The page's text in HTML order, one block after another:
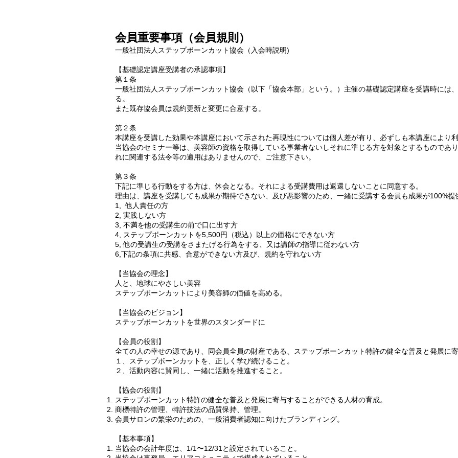
会員重要事項（会員規則）
一般社団法人ステップボーンカット協会（入会時説明)
【基礎認定講座受講者の承認事項】
第１条
一般社団法人ステップボーンカット協会（以下「協会本部」という。）主催の基礎認定講座を受講時には
る。
また既存協会員は規約更新と変更に合意する。
第２条
本講座を受講した効果や本講座において示された再現性については個人差が有り、必ずしも本講座により
当協会のセミナー等は、美容師の資格を取得している事業者ないしそれに準じる方を対象とするものであ
れに関連する法令等の適用はありませんので、ご注意下さい。
第３条
下記に準じる行動をする方は、休会となる。それによる受講費用は返還しないことに同意する。
理由は、講座を受講しても成果が期待できない、及び悪影響のため、一緒に受講する会員も成果が100%提
1, 他人責任の方
2, 実践しない方
3, 不満を他の受講生の前で口に出す方
4, ステップボーンカットを5,500円（税込）以上の価格にできない方
5, 他の受講生の受講をさまたげる行為をする、又は講師の指導に従わない方
6,下記の条項に共感、合意ができない方及び、規約を守れない方
【当協会の理念】
人と、地球にやさしい美容
ステップボーンカットにより美容師の価値を高める。
【当協会のビジョン】
ステップボーンカットを世界のスタンダードに
【会員の役割】
全ての人の幸せの源であり、同会員全員の財産である、ステップボーンカット特許の健全な普及と発展に寄
１、ステップボーンカットを、正しく学び続けること。
２、活動内容に賛同し、一緒に活動を推進すること。
【協会の役割】
ステップボーンカット特許の健全な普及と発展に寄与することができる人材の育成。
商標特許の管理、特許技法の品質保持、管理。
会員サロンの繁栄のための、一般消費者認知に向けたブランディング。
【基本事項】
当協会の会計年度は、1/1〜12/31と設定されていること。